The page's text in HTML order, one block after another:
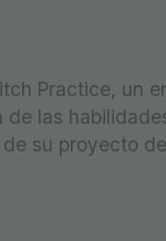
Practice, un
de las
su proyecto